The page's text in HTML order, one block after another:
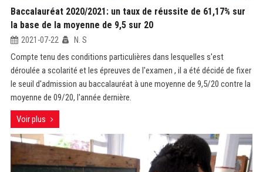
Baccalauréat 2020/2021: un taux de réussite de 61,17% sur
la base de la moyenne de 9,5 sur 20
2021-07-22 N. S
Compte tenu des conditions particulières dans lesquelles s'est
déroulée a scolarité et les épreuves de l'examen , il a été décidé de fixer
le seuil d'admission au baccalauréat à une moyenne de 9,5/20 contre la
moyenne de 09/20, l'année dernière.
Voir plus